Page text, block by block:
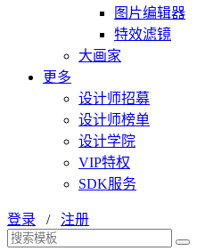
图片编辑器
特效滤镜
大画家
更多
设计师招募
设计师榜单
设计学院
VIP特权
SDK服务
登录 / 注册